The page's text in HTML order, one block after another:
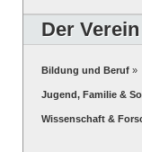
Der
Bildung und Beruf »
Jugend, Familie &
Wissenschaft &